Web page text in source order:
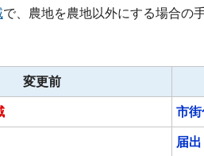
で、農地を農地以外にする場合の
変更前
市
届出